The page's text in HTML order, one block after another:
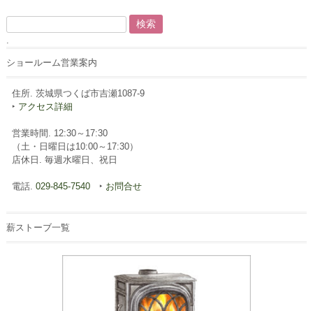
検
索:
.
ショールーム営業案内
住所. 茨城県つくば市吉瀬1087-9
‣ アクセス詳細
営業時間. 12:30～17:30
（土・日曜日は10:00～17:30）
店休日. 毎週水曜日、祝日
電話. 029-845-7540‣ お問合せ
薪ストーブ一覧